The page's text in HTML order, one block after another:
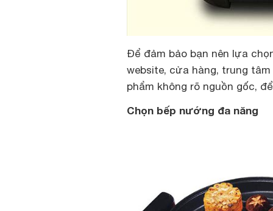
Để đảm bảo bạn nên lựa
website, cửa hàng, trung
phẩm không rõ nguồn gốc,
Chọn bếp nướng đa năng